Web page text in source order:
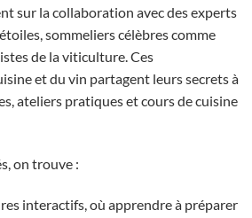
sur la collaboration avec des experts
sommeliers célèbres comme
de la viticulture. Ces
et du vin partagent leurs secrets à
ateliers pratiques et cours de cuisine
on trouve :
interactifs, où apprendre à préparer